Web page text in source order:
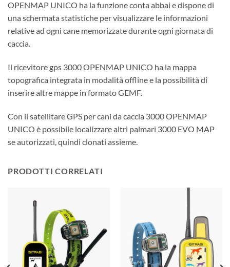
OPENMAP UNICO ha la funzione conta abbai e dispone di
una schermata statistiche per visualizzare le informazioni
relative ad ogni cane memorizzate durante ogni giornata di
caccia.
Il ricevitore gps 3000 OPENMAP UNICO ha la mappa
topografica integrata in modalità offline e la possibilità di
inserire altre mappe in formato GEMF.
Con il satellitare GPS per cani da caccia 3000 OPENMAP
UNICO è possibile localizzare altri palmari 3000 EVO MAP
se autorizzati, quindi clonati assieme.
PRODOTTI CORRELATI